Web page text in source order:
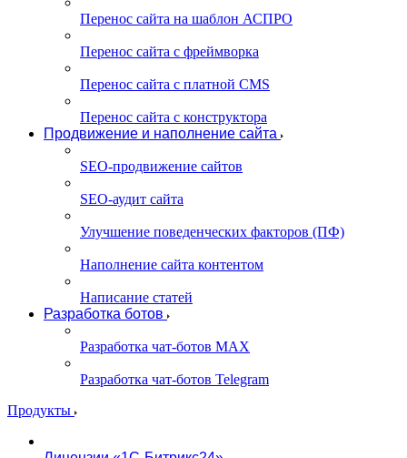
Перенос сайта на шаблон АСПРО
Перенос сайта с фреймворка
Перенос сайта с платной CMS
Перенос сайта с конструктора
Продвижение и наполнение сайта
SEO-продвижение сайтов
SEO-аудит сайта
Улучшение поведенческих факторов (ПФ)
Наполнение сайта контентом
Написание статей
Разработка ботов
Разработка чат-ботов MAX
Разработка чат-ботов Telegram
Продукты